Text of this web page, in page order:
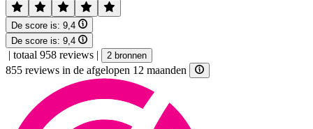
De score is: 9,4
De score is: 9,4
| totaal 958 reviews | 2 bronnen
855 reviews in de afgelopen 12 maanden